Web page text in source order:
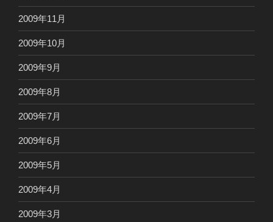
2009年11月
2009年10月
2009年9月
2009年8月
2009年7月
2009年6月
2009年5月
2009年4月
2009年3月